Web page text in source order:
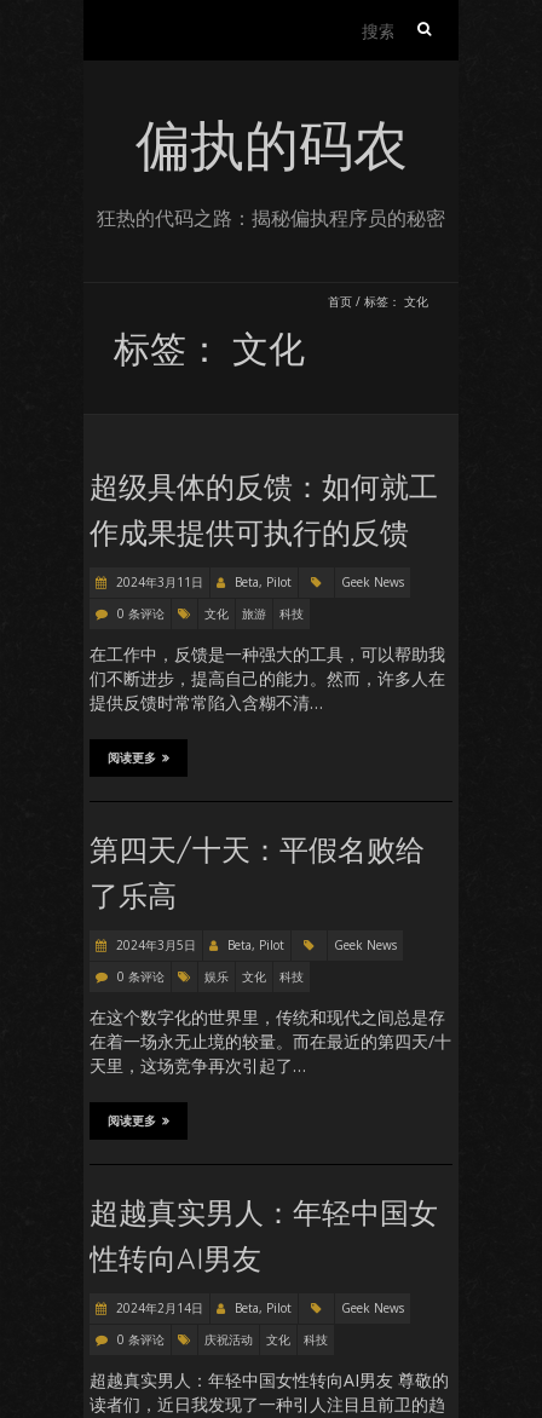
偏执的码农
狂热的代码之路：揭秘偏执程序员的秘密
首页 / 标签： 文化
标签： 文化
超级具体的反馈：如何就工
作成果提供可执行的反馈
2024年3月11日 Beta, Pilot
Geek News
0 条评论
文化 旅游 科技
在工作中，反馈是一种强大的工具，可以帮助我
们不断进步，提高自己的能力。然而，许多人在
提供反馈时常常陷入含糊不清…
阅读更多
第四天/十天：平假名败给
了乐高
2024年3月5日 Beta, Pilot
Geek News
0 条评论
娱乐 文化 科技
在这个数字化的世界里，传统和现代之间总是存
在着一场永无止境的较量。而在最近的第四天/十
天里，这场竞争再次引起了…
阅读更多
超越真实男人：年轻中国女
性转向AI男友
2024年2月14日 Beta, Pilot
Geek News
0 条评论
庆祝活动 文化 科技
超越真实男人：年轻中国女性转向AI男友 尊敬的
读者们，近日我发现了一种引人注目且前卫的趋